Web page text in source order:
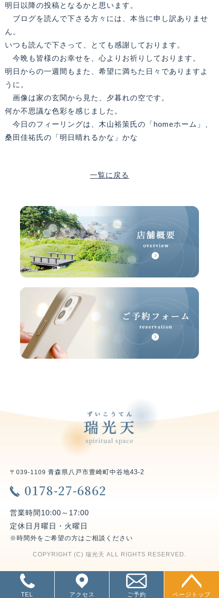
明日以降の投稿となるかと思います。
ブログを読んで下さる方々には、本当に申し訳ありませ
ん。
いつも読んで下さって、とても感謝しております。
今晩も皆様のお幸せを、心よりお祈りしております。
明日からの一週間もまた、希望に満ちた日々でありますよ
うに。
画像は家の玄関から見た、夕暮れの空です。
何か不思議な色彩を感じました。
今日のフィーリングは、木山裕策氏の「homeホーム」、
桑田佳祐氏の「明日晴れるかな」かな
一覧に戻る
TEL アクセス ご予約 ページトップ
〒039-1109 青森県八戸市豊崎町中谷地43-2
0178-27-6862
営業時間10:00～17:00
定休日 月曜日・火曜日
※時間外をご希望の方はご相談ください
COPYRIGHT (C) 瑞光天 ALL RIGHTS RESERVED.